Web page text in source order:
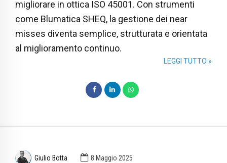
migliorare in ottica ISO 45001. Con strumenti
come Blumatica SHEQ, la gestione dei near
misses diventa semplice, strutturata e orientata
al miglioramento continuo.
LEGGI TUTTO »
Giulio Botta 8 Maggio 2025